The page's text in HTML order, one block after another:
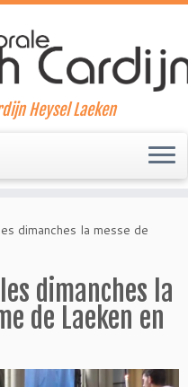
Heysel Laeken
dimanches la messe de
dimanches la
de Laeken en